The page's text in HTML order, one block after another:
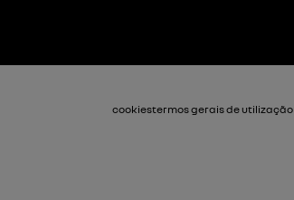
cookiestermos gerais de utilização